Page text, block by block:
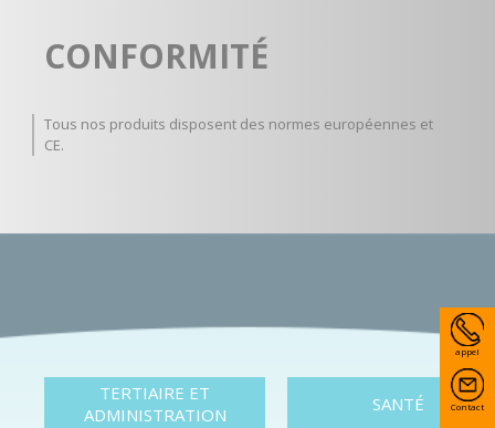
CONFORMITÉ
Tous nos produits disposent des normes européennes et
CE.
TERTIAIRE ET
ADMINISTRATION
SANTÉ
appel
Contact